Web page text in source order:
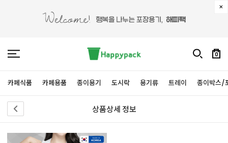
0
카페식품 카페용품 종이용기 도시락 용기류 트레이 종이박스/
상품상세 정보